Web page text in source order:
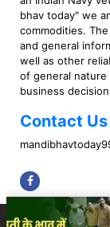
bhav today" we
commodities.
and general
well as other
of general nature
business
Contact Us
Copyright © 2023